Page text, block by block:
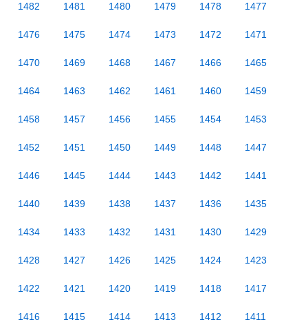
1482 1481 1480 1479 1478 1477
1476 1475 1474 1473 1472 1471
1470 1469 1468 1467 1466 1465
1464 1463 1462 1461 1460 1459
1458 1457 1456 1455 1454 1453
1452 1451 1450 1449 1448 1447
1446 1445 1444 1443 1442 1441
1440 1439 1438 1437 1436 1435
1434 1433 1432 1431 1430 1429
1428 1427 1426 1425 1424 1423
1422 1421 1420 1419 1418 1417
1416 1415 1414 1413 1412 1411